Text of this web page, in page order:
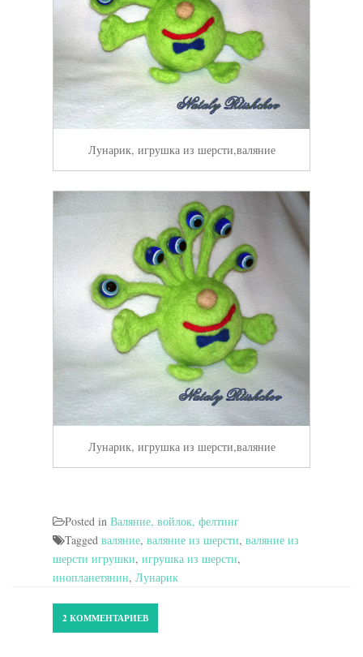
Лунарик, игрушка из шерсти,валяние
Лунарик, игрушка из шерсти,валяние
Posted in Валяние, войлок, фелтинг
Tagged валяние, валяние из шерсти, валяние из
шерсти игрушки, игрушка из шерсти,
инопланетянин, Лунарик
2 КОММЕНТАРИЕВ